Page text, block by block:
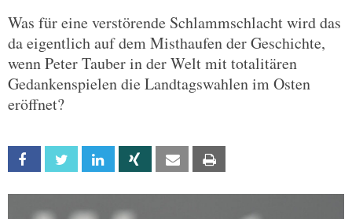
Was für eine verstörende Schlammschlacht wird das
da eigentlich auf dem Misthaufen der Geschichte,
wenn Peter Tauber in der Welt mit totalitären
Gedankenspielen die Landtagswahlen im Osten
eröffnet?
Facebook Twitter Linkedin Xing Email